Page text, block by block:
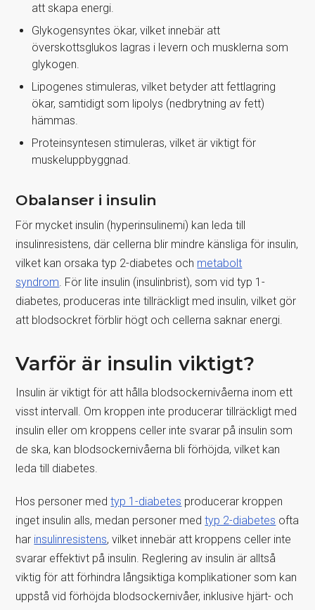
att skapa energi.
Glykogensyntes ökar, vilket innebär att
överskottsglukos lagras i levern och musklerna som
glykogen.
Lipogenes stimuleras, vilket betyder att fettlagring
ökar, samtidigt som lipolys (nedbrytning av fett)
hämmas.
Proteinsyntesen stimuleras, vilket är viktigt för
muskeluppbyggnad.
Obalanser i insulin
För mycket insulin (hyperinsulinemi) kan leda till
insulinresistens, där cellerna blir mindre känsliga för insulin,
vilket kan orsaka typ 2-diabetes och metabolt
syndrom . För lite insulin (insulinbrist), som vid typ 1-
diabetes, produceras inte tillräckligt med insulin, vilket gör
att blodsockret förblir högt och cellerna saknar energi.
Varför är insulin viktigt?
Insulin är viktigt för att hålla blodsockernivåerna inom ett
visst intervall. Om kroppen inte producerar tillräckligt med
insulin eller om kroppens celler inte svarar på insulin som
de ska, kan blodsockernivåerna bli förhöjda, vilket kan
leda till diabetes.
Hos personer medtyp 1-diabetes producerar kroppen
inget insulin alls, medan personer medtyp 2-diabetes ofta
har insulinresistens, vilket innebär att kroppens celler inte
svarar effektivt på insulin. Reglering av insulin är alltså
viktig för att förhindra långsiktiga komplikationer som kan
uppstå vid förhöjda blodsockernivåer, inklusive hjärt- och